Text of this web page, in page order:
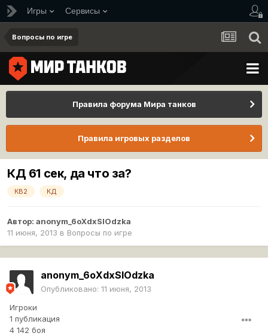
Игры Сервисы
Вопросы по игре
Правила форума Мира танков
Правила игровых разделов
КД 61 сек, да что за?
КВ2 КД
Автор: anonym_6oXdxSlOdzka
11 июня, 2013 в Вопросы по игре
anonym_6oXdxSlOdzka
Опубликовано: 11 июня, 2013
Игроки
1 публикация
4 142 боя